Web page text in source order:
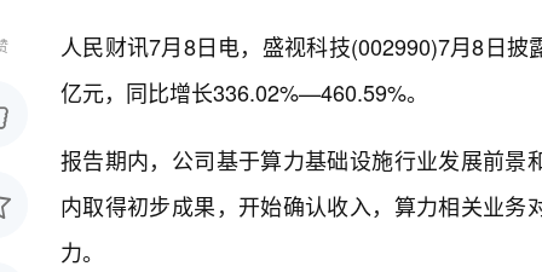
人民财讯7月8日电， 盛视科技(002990)7月8日
亿元，同比增长336.02%—460.59%。
报告期内，公司基于算力基础设施行业发展前
内取得初步成果，开始确认收入，算力相关业
力。